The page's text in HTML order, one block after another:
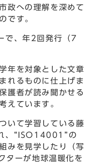
政への理解を深めて
です。
で、年2回発行（7
年を対象とした文章
れるものに仕上げま
護者が読み聞かせる
えています。
いて学習している藤
、“ISO14001”の
みを見学したり（写
ターが地球温暖化を